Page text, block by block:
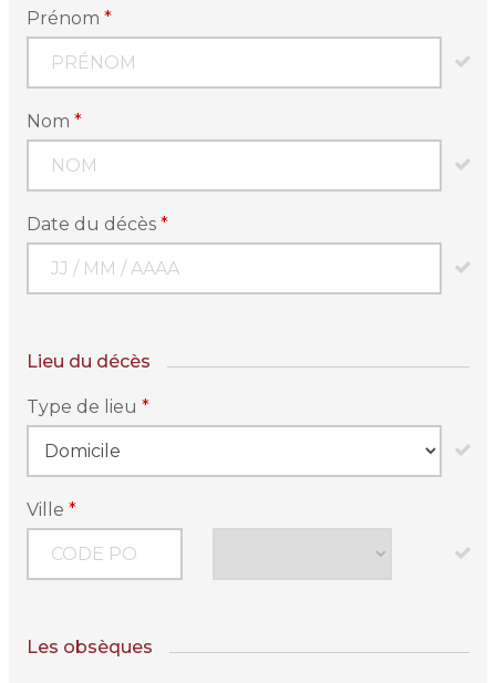
Prénom*
Nom*
Date du décès*
Lieu du décès
Type de lieu*
Ville*
Les obsèques